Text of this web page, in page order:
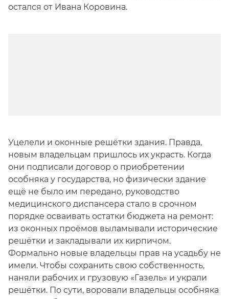
остался от Ивана Коровина.
Уцелели и оконные решётки здания. Правда,
новым владельцам пришлось их украсть. Когда
они подписали договор о приобретении
особняка у государства, но физически здание
ещё не было им передано, руководство
медицинского диспансера стало в срочном
порядке осваивать остатки бюджета на ремонт:
из оконных проёмов выламывали исторические
решётки и закладывали их кирпичом.
Формально новые владельцы прав на усадьбу не
имели. Чтобы сохранить свою собственность,
наняли рабочих и грузовую «Газель» и украли
решётки. По сути, воровали владельцы особняка